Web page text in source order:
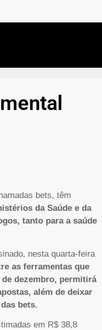
bets, têm
da Saúde e da
tanto para a saúde
nesta quarta-feira
as ferramentas que
dezembro, permitirá
além de deixar
bets.
em R$ 38,8